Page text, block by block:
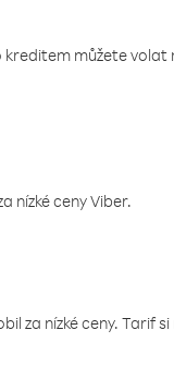
můžete volat
nízké ceny Viber.
za nízké ceny. Tarif